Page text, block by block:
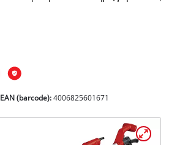
EAN (barcode):4006825601671